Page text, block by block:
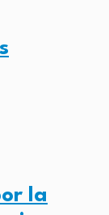
la